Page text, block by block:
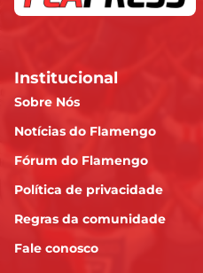
Institucional
Sobre Nós
Notícias do Flamengo
Fórum do Flamengo
Política de privacidade
Regras da comunidade
Fale conosco